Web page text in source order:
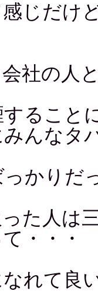
じだけ
社の人
ること
んなタ
っかりだ
た人は
・・・
れて良